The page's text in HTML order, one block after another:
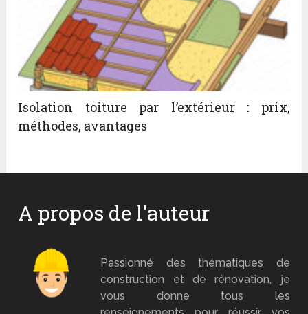
Isolation toiture par l’extérieur : prix,
méthodes, avantages
A propos de l'auteur
Passionné des thématiques de
construction et de rénovation, je
vous donne tous les